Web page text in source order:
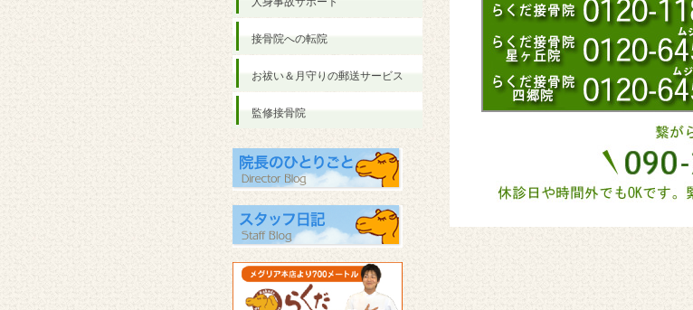
接骨院への転院
お祓い＆月守りの郵送サービス
監修接骨院